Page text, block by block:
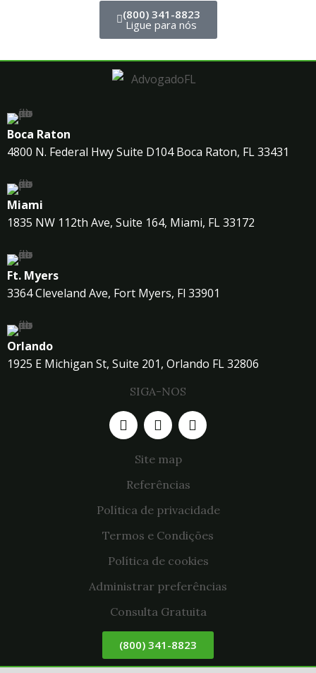
(800) 341-8823
Ligue para nós
Boca Raton
4800 N. Federal Hwy Suite D104 Boca Raton, FL 33431
Miami
1835 NW 112th Ave, Suite 164, Miami, FL 33172
Ft. Myers
3364 Cleveland Ave, Fort Myers, Fl 33901
Orlando
1925 E Michigan St, Suite 201, Orlando FL 32806
SIGA-NOS
Site map
Referências
Política de privacidade
Termos e Condições
Política de cookies
Administrar preferências
Consulta Gratuita
(800) 341-8823